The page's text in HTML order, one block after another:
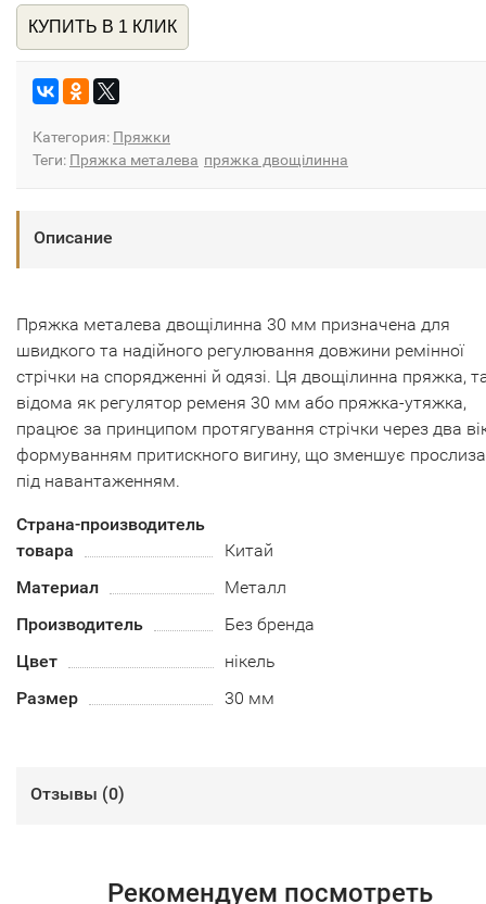
КУПИТЬ В 1 КЛИК
Категория: Пряжки
Теги: Пряжка металева пряжка двощілинна
Описание
Пряжка металева двощілинна 30 мм призначена для
швидкого та надійного регулювання довжини ремінної
стрічки на спорядженні й одязі. Ця двощілинна пряжка,
відома як регулятор ременя 30 мм або пряжка-утяжка,
працює за принципом протягування стрічки через два
формуванням притискного вигину, що зменшує
під навантаженням.
Страна-производитель
товара
Китай
Материал
Металл
Производитель
Без бренда
Цвет
нікель
Размер
30 мм
Отзывы (0)
Рекомендуем посмотреть